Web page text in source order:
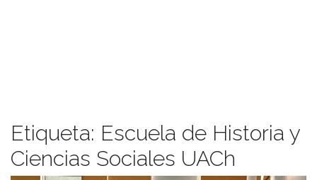
Etiqueta: Escuela de Historia y
Ciencias Sociales UACh